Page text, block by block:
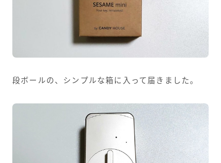
段ボールの、シンプルな箱に入って届きました。